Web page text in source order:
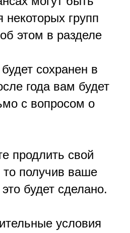
некоторых групп
этом в разделе
сохранен в
года вам будет
с вопросом о
продлить свой
то получив ваше
будет сделано.
условия